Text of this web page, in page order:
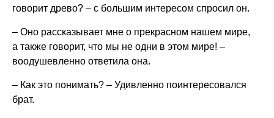
говорит древо? – с большим интересом спросил он.
– Оно рассказывает мне о прекрасном нашем мире,
а также говорит, что мы не одни в этом мире! –
воодушевленно ответила она.
– Как это понимать? – Удивленно поинтересовался
брат.